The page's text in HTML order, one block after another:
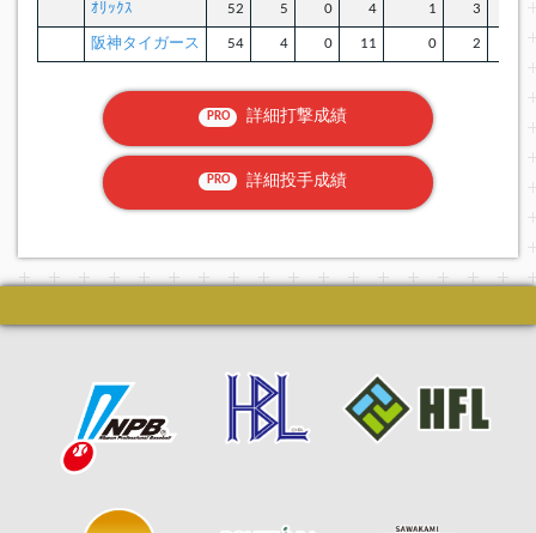
ｵﾘｯｸｽ 52 5 0 4 1 3
阪神タイガース 54 4 0 11 0 2
PRO 詳細打撃成績
PRO 詳細投手成績